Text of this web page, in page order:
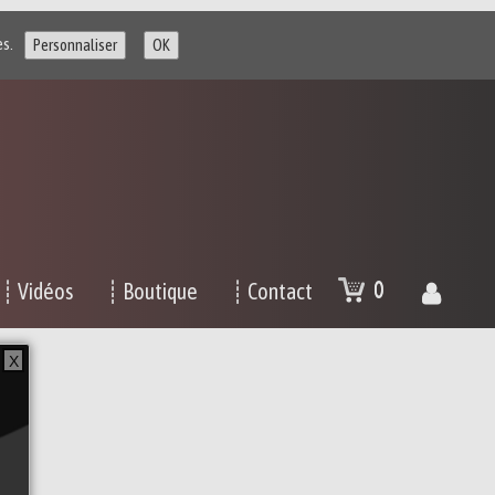
Personnaliser OK
┊ Vidéos ┊ Boutique ┊ Contact 0
X